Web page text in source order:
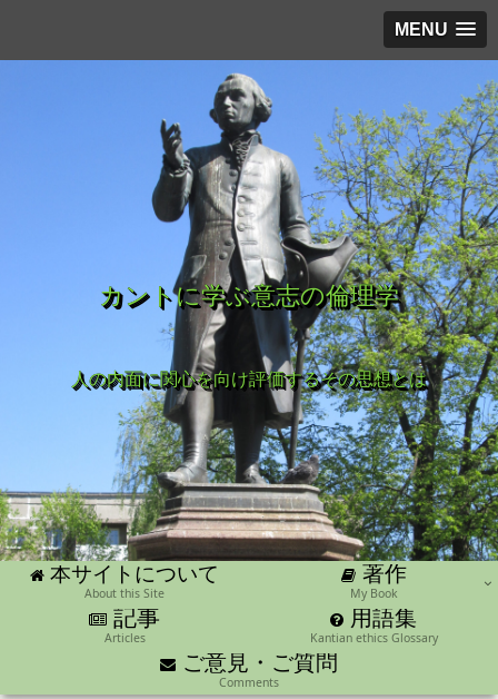
MENU
カントに学ぶ意志の倫理学
人の内面に関心を向け評価するその思想とは
本サイトについて
About this Site
著作
My Book
記事
Articles
用語集
Kantian ethics Glossary
ご意見・ご質問
Comments